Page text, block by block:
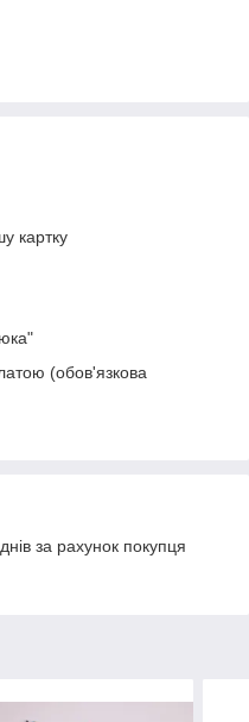
картку
(обов'язкова
за рахунок покупця